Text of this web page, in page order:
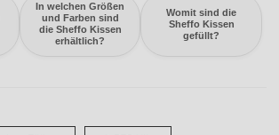
In welchen Größen
und Farben sind
die Sheffo Kissen
erhältlich?
Womit sind die
Sheffo Kissen
gefüllt?